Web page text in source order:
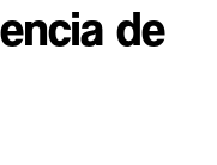
de